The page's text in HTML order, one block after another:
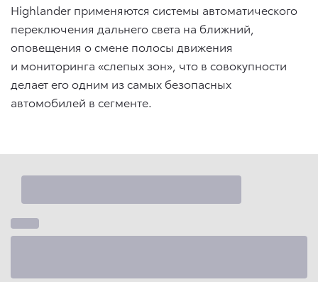
Highlander применяются системы автоматического
переключения дальнего света на ближний,
оповещения о смене полосы движения
и мониторинга «слепых зон», что в совокупности
делает его одним из самых безопасных
автомобилей в сегменте.